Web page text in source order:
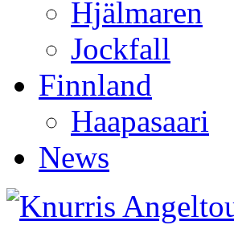
Hjälmaren
Jockfall
Finnland
Haapasaari
News